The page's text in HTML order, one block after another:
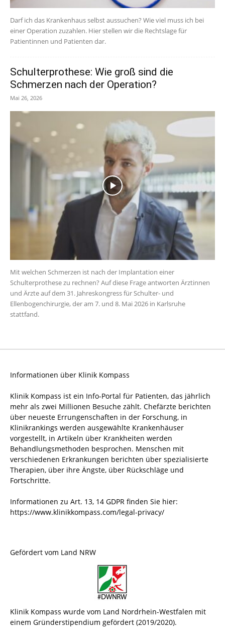
Darf ich das Krankenhaus selbst aussuchen? Wie viel muss ich bei
einer Operation zuzahlen. Hier stellen wir die Rechtslage für
Patientinnen und Patienten dar.
Schulterprothese: Wie groß sind die
Schmerzen nach der Operation?
Mai 26, 2026
Mit welchen Schmerzen ist nach der Implantation einer
Schulterprothese zu rechnen? Auf diese Frage antworten Ärztinnen
und Ärzte auf dem 31. Jahreskongress für Schulter- und
Ellenbogenchirurgie, der am 7. und 8. Mai 2026 in Karlsruhe
stattfand.
Informationen über Klinik Kompass
Klinik Kompass ist ein Info-Portal für Patienten, das jährlich
mehr als zwei Millionen Besuche zählt. Chefärzte berichten
über neueste Errungenschaften in der Forschung, in
Klinikrankings werden ausgewählte Krankenhäuser
vorgestellt, in Artikeln über Krankheiten werden
Behandlungsmethoden besprochen. Menschen mit
verschiedenen Erkrankungen berichten über spezialisierte
Therapien, über ihre Ängste, über Rückschläge und
Fortschritte.
Informationen zu Art. 13, 14 GDPR finden Sie hier:
https://www.klinikkompass.com/legal-privacy/
Gefördert vom Land NRW
Klinik Kompass wurde vom Land Nordrhein-Westfalen mit
einem Gründerstipendium gefördert (2019/2020).